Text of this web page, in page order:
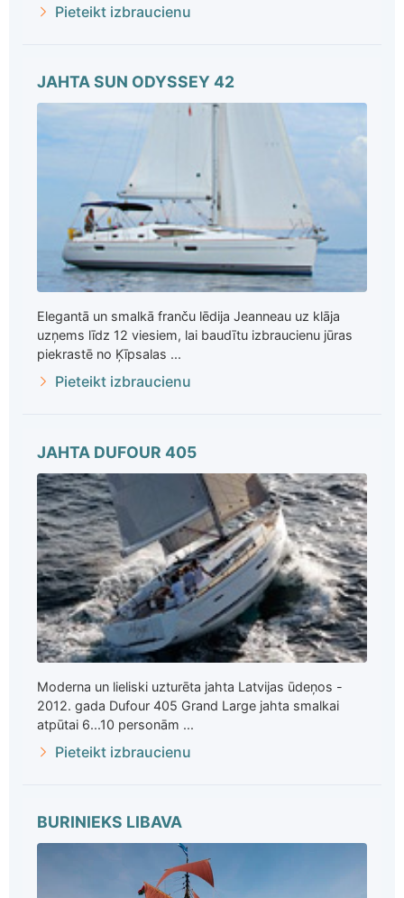
Pieteikt izbraucienu
JAHTA SUN ODYSSEY 42
Elegantā un smalkā franču lēdija Jeanneau uz klāja
uzņems līdz 12 viesiem, lai baudītu izbraucienu jūras
piekrastē no Ķīpsalas ...
Pieteikt izbraucienu
JAHTA DUFOUR 405
Moderna un lieliski uzturēta jahta Latvijas ūdeņos -
2012. gada Dufour 405 Grand Large jahta smalkai
atpūtai 6...10 personām ...
Pieteikt izbraucienu
BURINIEKS LIBAVA